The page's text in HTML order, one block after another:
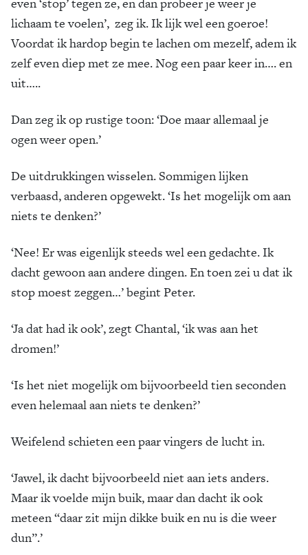
lichaam te voelen’, zeg ik. Ik lijk wel een goeroe!
Voordat ik hardop begin te lachen om mezelf, adem ik
zelf even diep met ze mee. Nog een paar keer in…. en
uit…..
Dan zeg ik op rustige toon: ‘Doe maar allemaal je
ogen weer open.’
De uitdrukkingen wisselen. Sommigen lijken
verbaasd, anderen opgewekt. ‘Is het mogelijk om aan
niets te denken?’
‘Nee! Er was eigenlijk steeds wel een gedachte. Ik
dacht gewoon aan andere dingen. En toen zei u dat ik
stop moest zeggen…’ begint Peter.
‘Ja dat had ik ook’, zegt Chantal, ‘ik was aan het
dromen!’
‘Is het niet mogelijk om bijvoorbeeld tien seconden
even helemaal aan niets te denken?’
Weifelend schieten een paar vingers de lucht in.
‘Jawel, ik dacht bijvoorbeeld niet aan iets anders.
Maar ik voelde mijn buik, maar dan dacht ik ook
meteen “daar zit mijn dikke buik en nu is die weer
dun”.’